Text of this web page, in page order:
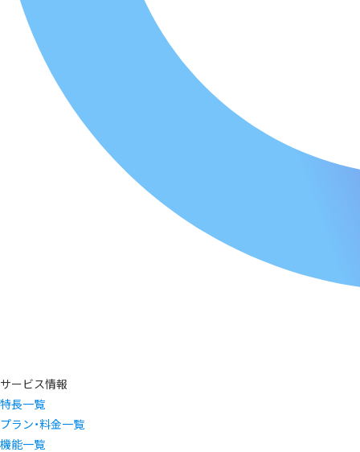
サービス情報
特長一覧
プラン・料金一覧
機能一覧